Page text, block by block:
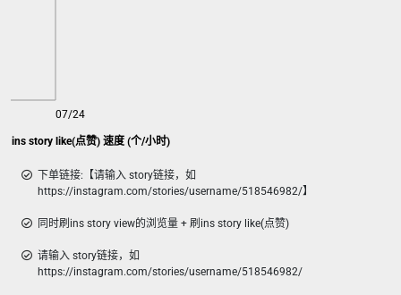
story view的浏览量 + 刷ins story like(点赞) 速度 (个/小时)
07/24
下单链接:【请输入 story链接，如
https://instagram.com/stories/username/518546982/】
同时刷ins story view的浏览量 + 刷ins story like(点赞)
请输入 story链接，如
https://instagram.com/stories/username/518546982/